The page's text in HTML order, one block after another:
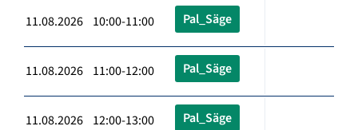
11.08.2026 10:00-11:00 Pal_Säge
11.08.2026 11:00-12:00 Pal_Säge
11.08.2026 12:00-13:00 Pal_Säge